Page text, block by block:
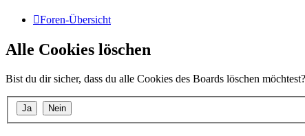
Foren-Übersicht
Alle Cookies löschen
Bist du dir sicher, dass du alle Cookies des Boards löschen möchtest?